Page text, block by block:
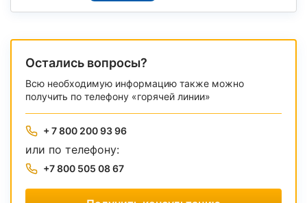
Остались вопросы?
Всю необходимую информацию также можно
получить по телефону «горячей линии»
+ 7 800 200 93 96
или по телефону:
+7 800 505 08 67